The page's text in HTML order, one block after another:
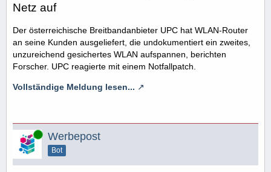
Netz auf
Der österreichische Breitbandanbieter UPC hat WLAN-Router
an seine Kunden ausgeliefert, die undokumentiert ein zweites,
unzureichend gesichertes WLAN aufspannen, berichten
Forscher. UPC reagierte mit einem Notfallpatch.
Vollständige Meldung lesen...
Online Werbepost
Bot